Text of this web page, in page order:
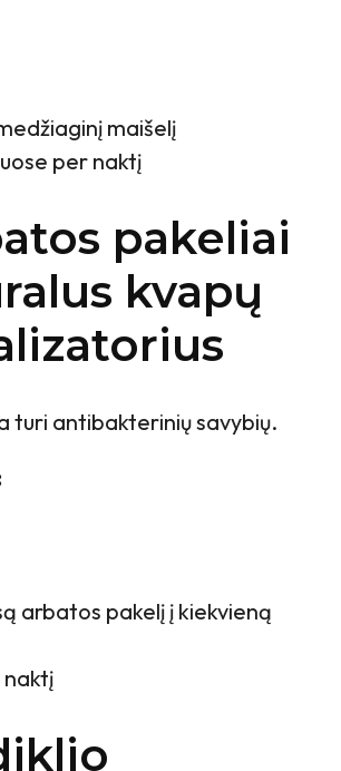
maišelį
per naktį
pakeliai
kvapų
turi antibakterinių savybių.
arbatos pakelį į kiekvieną